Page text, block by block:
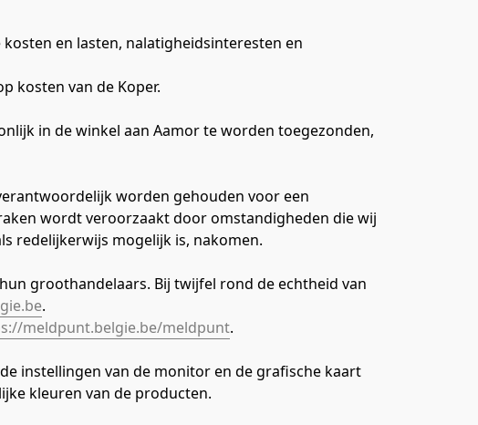
en lasten, nalatigheidsinteresten en
kosten van de Koper.
in de winkel aan Aamor te worden toegezonden,
worden gehouden voor een
wordt veroorzaakt door omstandigheden die wij
redelijkerwijs mogelijk is, nakomen.
groothandelaars. Bij twijfel rond de echtheid van
.
meldpunt.belgie.be/meldpunt.
instellingen van de monitor en de grafische kaart
kleuren van de producten.